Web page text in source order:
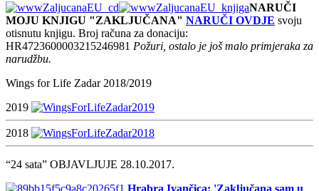
NARUČI
MOJU KNJIGU "ZAKLJUČANA" NARUČI OVDJE svoju
otisnutu knjigu. Broj računa za donaciju:
HR4723600003215246981 Požuri, ostalo je još malo primjeraka za
narudžbu.
Wings for Life Zadar 2018/2019
2019
2018
“24 sata” OBJAVLJUJE 28.10.2017.
Hrabra Ivančica: 'Zaključana sam u